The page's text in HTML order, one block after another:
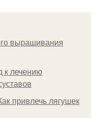
выращивания
к лечению
привлечь лягушек